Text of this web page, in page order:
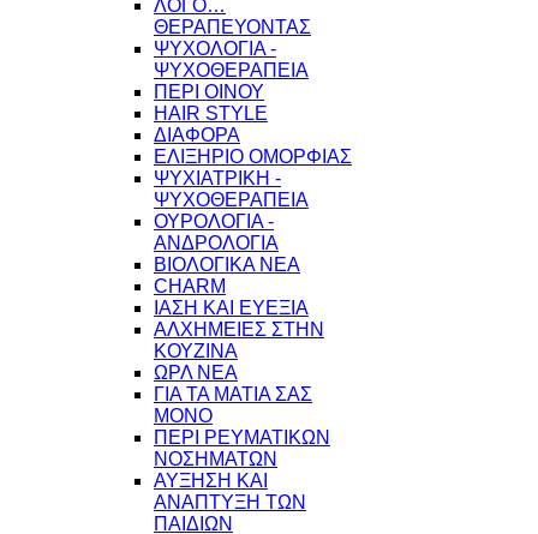
ΛΟΓΟ…
ΘΕΡΑΠΕΥΟΝΤΑΣ
ΨΥΧΟΛΟΓΙΑ -
ΨΥΧΟΘΕΡΑΠΕΙΑ
ΠΕΡΙ ΟΙΝΟΥ
HAIR STYLE
ΔΙΑΦΟΡΑ
ΕΛΙΞΗΡΙΟ ΟΜΟΡΦΙΑΣ
ΨΥΧΙΑΤΡΙΚΗ -
ΨΥΧΟΘΕΡΑΠΕΙΑ
ΟΥΡΟΛΟΓΙΑ -
ΑΝΔΡΟΛΟΓΙΑ
ΒΙΟΛΟΓΙΚΑ ΝΕΑ
CHARM
ΙΑΣΗ ΚΑΙ ΕΥΕΞΙΑ
ΑΛΧΗΜΕΙΕΣ ΣΤΗΝ
ΚΟΥΖΙΝΑ
ΩΡΛ ΝEA
ΓΙΑ ΤΑ ΜΑΤΙΑ ΣΑΣ
ΜΟΝΟ
ΠΕΡΙ ΡΕΥΜΑΤΙΚΩΝ
ΝΟΣΗΜΑΤΩΝ
ΑΥΞΗΣΗ ΚΑΙ
ΑΝΑΠΤΥΞΗ ΤΩΝ
ΠΑΙΔΙΩΝ